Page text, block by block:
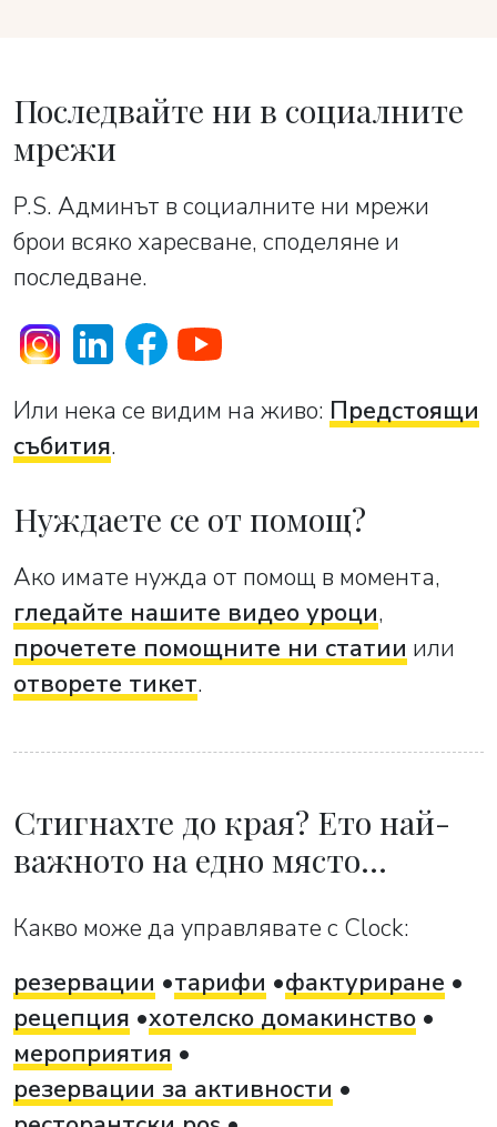
Последвайте ни в социалните
мрежи
P.S. Админът в социалните ни мрежи
брои всяко харесване, споделяне и
последване.
Или нека се видим на живо: Предстоящи
събития.
Нуждаете се от помощ?
Ако имате нужда от помощ в момента,
гледайте нашите видео уроци,
прочетете помощните ни статии или
отворете тикет.
Стигнахте до края? Ето най-
важното на едно място…
Какво може да управлявате с Clock:
резервации
тарифи
фактуриране
рецепция хотелско домакинство
мероприятия
резервации за активности